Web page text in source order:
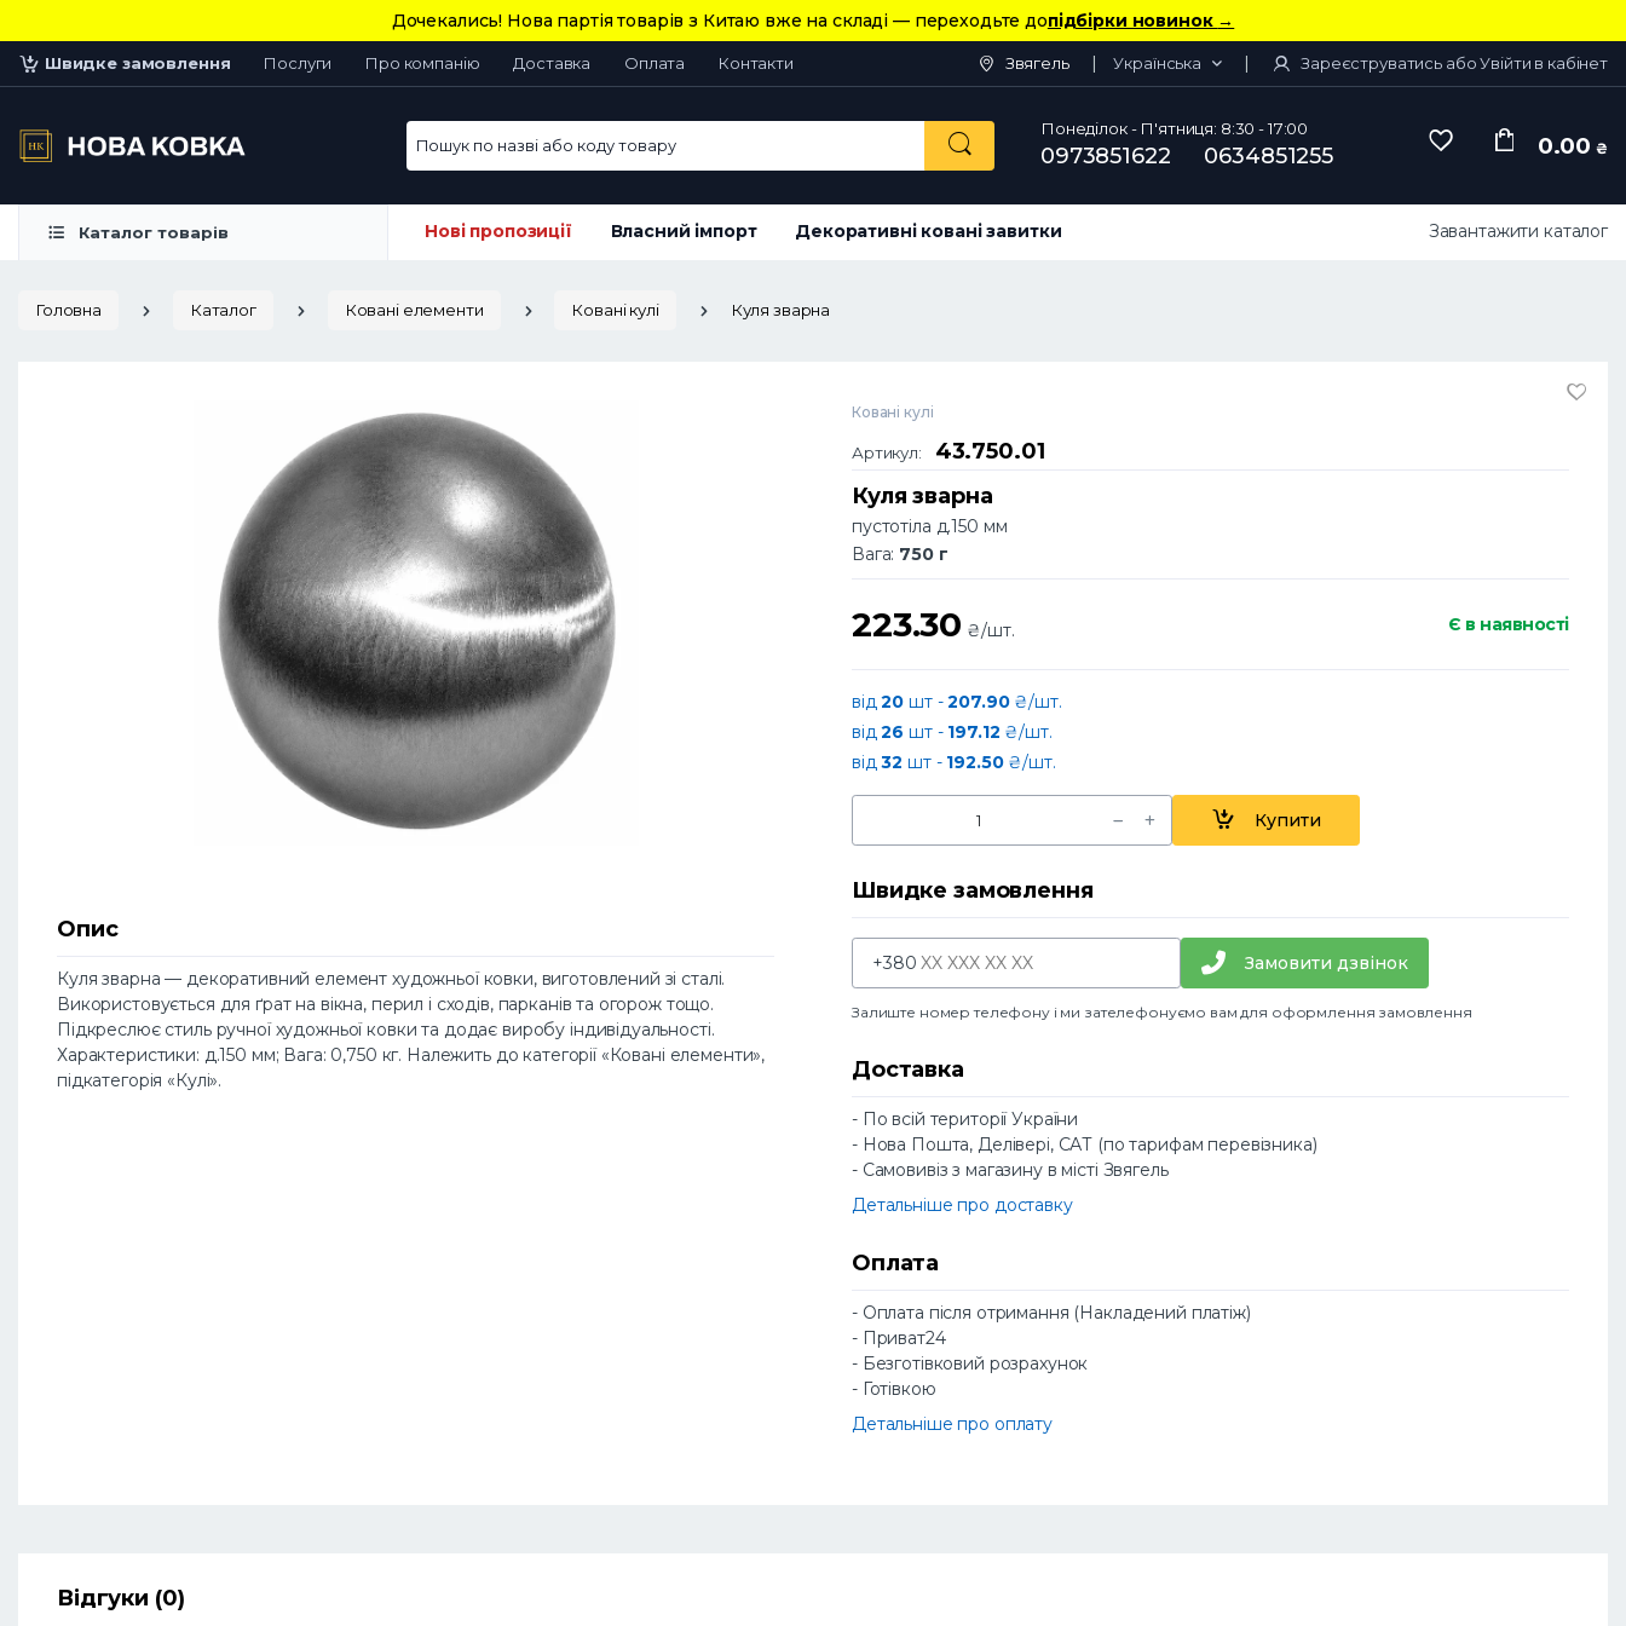
Дочекались! Нова партія товарів з Китаю вже на складі — переходьте допідбірки новинок →
Швидке замовлення Послуги Про компанію Доставка Оплата Контакти Звягель Українська Зареєструватись або Увійти в кабінет
Пошук по назві або коду товару Понеділок - П'ятниця: 8:30 - 17:00
0973851622 0634851255 0.00 ₴
Каталог товарів Нові пропозиції Власний імпорт Декоративні ковані завитки Завантажити каталог
Головна Каталог Ковані елементи Ковані кулі Куля зварна
Опис
Куля зварна — декоративний елемент художньої ковки, виготовлений зі сталі.
Використовується для ґрат на вікна, перил і сходів, парканів та огорож тощо.
Підкреслює стиль ручної художньої ковки та додає виробу індивідуальності.
Характеристики: д.150 мм; Вага: 0,750 кг. Належить до категорії «Ковані елементи»,
підкатегорія «Кулі».
Ковані кулі
Артикул:
43.750.01
Куля зварна
пустотіла д.150 мм
Вага: 750 г
223.30 ₴/шт. Є в наявності
від20 шт -207.90₴/шт.
від26 шт - 197.12 ₴/шт.
від32 шт - 192.50₴/шт.
Купити
Швидке замовлення
+380 Замовити дзвінок
Залиште номер телефону і ми зателефонуємо вам для оформлення замовлення
Доставка
- По всій території України
- Нова Пошта, Делівері, САТ (по тарифам перевізника)
- Самовивіз з магазину в місті Звягель
Детальніше про доставку
Оплата
- Оплата після отримання (Накладений платіж)
- Приват24
- Безготівковий розрахунок
- Готівкою
Детальніше про оплату
Відгуки (0)